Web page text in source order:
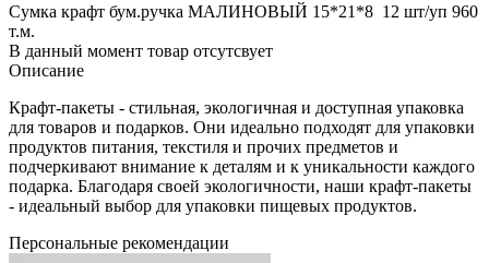
Сумка крафт бум.ручка МАЛИНОВЫЙ 15*21*8 12 шт/уп 960
т.м.
В данный момент товар отсутсвует
Описание
Крафт-пакеты - стильная, экологичная и доступная упаковка
для товаров и подарков. Они идеально подходят для упаковки
продуктов питания, текстиля и прочих предметов и
подчеркивают внимание к деталям и к уникальности каждого
подарка. Благодаря своей экологичности, наши крафт-пакеты
- идеальный выбор для упаковки пищевых продуктов.
Персональные рекомендации